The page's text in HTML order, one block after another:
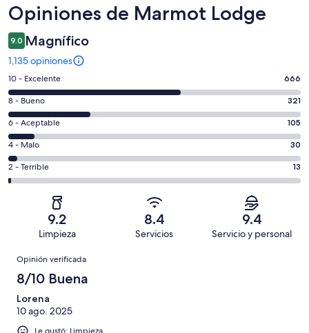
Opiniones
Opiniones de Marmot Lodge
9.0 Magnífico
1,135 opiniones
Puntuación
de
10,
es
decir,
Excelente.
Basada
en
opiniones
10 - Excelente 666
Puntuación
de
8,
es
decir,
Bueno.
Basada
opiniones
8 - Bueno 321
Puntuación
de
6,
es
decir,
Aceptable.
de
1135
opiniones
6 - Aceptable 105
Puntuación
de
4,
Basada
30
de
opiniones
4 - Malo 30
Puntuación
de
Terrible.
Basada
de
1135
opiniones
2 - Terrible 13
9.2
Limpieza
8.4
Servicios
9.4
Servicio y personal
Opiniones
Opinión verificada
8/10 Buena
Lorena
10 ago. 2025
Le gustó: Limpieza